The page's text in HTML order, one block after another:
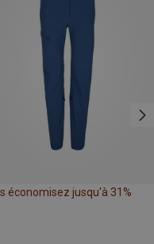
économisez jusqu'à 31%